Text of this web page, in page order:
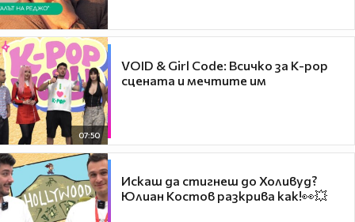
07:50
VOID & Girl Code: Всичко за K-pop
сцената и мечтите им
Искаш да стигнеш до Холивуд?
Юлиан Костов разкрива как!👀💥